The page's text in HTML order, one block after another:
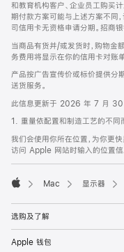
和教育机构客户、企业员工购
期付款方案可能与上述方案不同
司信用卡无资格申请分期。招商
当商品有货并/或发货时，购物金
务费用将显示在你的信用卡对账
产品按广告宣传价或标价提供分
送货服务。
此信息更新于 2026 年 7 月 30
1. 重量依配置和制造工艺的不同
我们会使用你所在位置，为你更
访问 Apple 网站时输入的位置信
Mac 显示器
选购及了解
Apple 钱包